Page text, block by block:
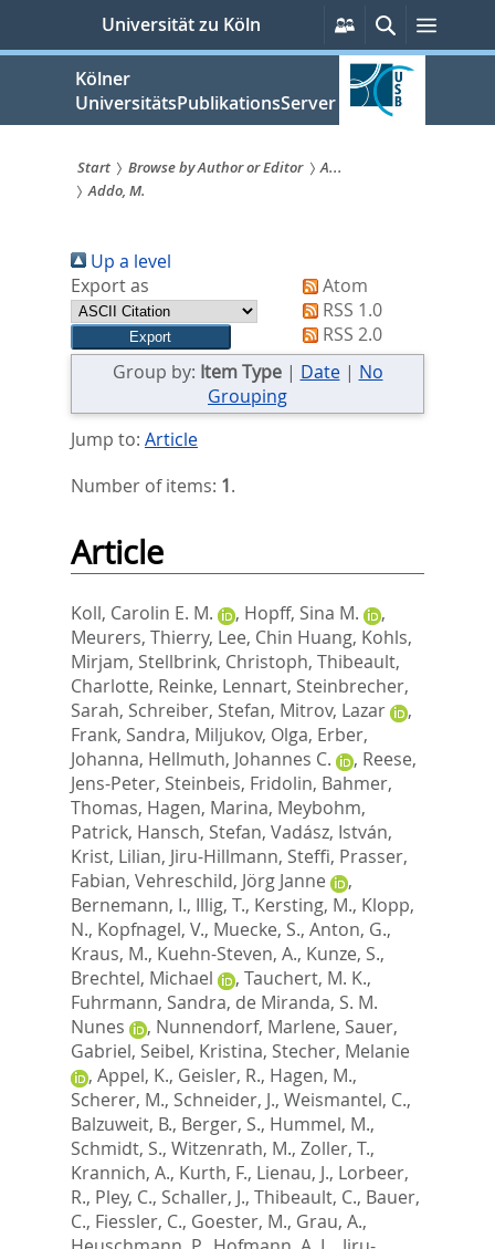
springen
Universität zu Köln
Persönliche
Services
Suche
Kölner
UniversitätsPublikationsServer
Sie
sind
hier:
Start Browse by Author or Editor
A...
Addo, M.
Up a level
Export as
Atom
RSS 1.0
RSS 2.0
Group by: Item Type| Date| No
Grouping
Jump to: Article
Number of items: 1.
Article
Koll, Carolin E. M. , Hopff, Sina M.
,
Meurers, Thierry, Lee, Chin Huang, Kohls,
Mirjam, Stellbrink, Christoph, Thibeault,
Charlotte, Reinke, Lennart, Steinbrecher,
Sarah, Schreiber, Stefan, Mitrov, Lazar
,
Frank, Sandra, Miljukov, Olga, Erber,
Johanna, Hellmuth, Johannes C. , Reese,
Jens-Peter, Steinbeis, Fridolin, Bahmer,
Thomas, Hagen, Marina, Meybohm,
Patrick, Hansch, Stefan, Vadász, István,
Krist, Lilian, Jiru-Hillmann, Steffi, Prasser,
Fabian, Vehreschild, Jörg Janne
,
Bernemann, I., Illig, T., Kersting, M., Klopp,
N., Kopfnagel, V., Muecke, S., Anton, G.,
Kraus, M., Kuehn-Steven, A., Kunze, S.,
Brechtel, Michael
, Tauchert, M. K.,
Fuhrmann, Sandra, de Miranda, S. M.
Nunes
, Nunnendorf, Marlene, Sauer,
Gabriel, Seibel, Kristina, Stecher, Melanie
, Appel, K., Geisler, R., Hagen, M.,
Scherer, M., Schneider, J., Weismantel, C.,
Balzuweit, B., Berger, S., Hummel, M.,
Schmidt, S., Witzenrath, M., Zoller, T.,
Krannich, A., Kurth, F., Lienau, J., Lorbeer,
R., Pley, C., Schaller, J., Thibeault, C., Bauer,
C., Fiessler, C., Goester, M., Grau, A.,